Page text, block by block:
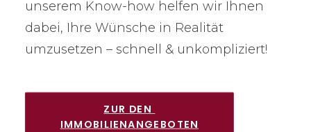
unserem Know-how helfen wir Ihnen
dabei, Ihre Wünsche in Realität
umzusetzen – schnell & unkompliziert!
ZUR DEN
IMMOBILIENANGEBOTEN